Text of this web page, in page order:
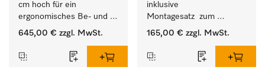
cm hoch für ein
ergonomisches Be- und
Entladen von
Trockner.
645,00 € zzgl. MwSt.
inklusive
Montagesatz  zum
Verbindungsaufbau von
mit externen Systemen.
165,00 € zzgl. MwSt.